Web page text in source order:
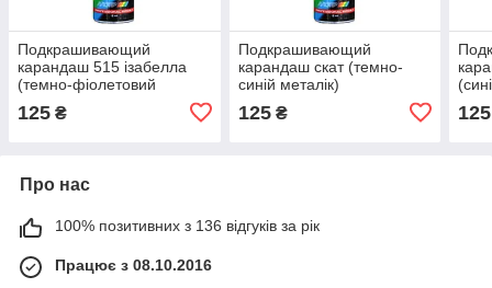
Подкрашивающий
карандаш 515 ізабелла
(темно-фіолетовий
125 ₴
Подкрашивающий
карандаш скат (темно-
синій металік)
125₴ 125
Про нас
100% позитивних з 136 відгуків за рік
Працює з 08.10.2016